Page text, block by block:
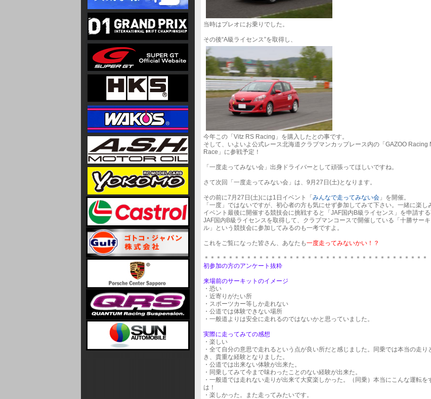
当時はプレオにお乗りでした。
その後“A級ライセンス”を取得し、
今年この「Vitz RS Racing」を購入したとの事です。
そして、いよいよ公式レース北海道クラブマンカップレース内の「GAZOO Racing
Race」に参戦予定！
「一度走ってみない会」出身ドライバーとして頑張ってほしいですね。
さて次回「一度走ってみない会」は、9月27日(土)となります。
その前に7月27日(土)には1日イベント「みんなで走ってみない会 」を開催。
「一度」ではないですが、初心者の方も気にせず参加してみて下さい。一緒に楽し
イベント最後に開催する競技会に挑戦すると「JAF国内B級ライセンス」を申請する
JAF国内B級ライセンスを取得して、クラブマンコースで開催している「十勝サー
ル」という競技会に参加してみるのも一考ですよ。
これをご覧になった皆さん、 あなたも一度走ってみないかい！？
＊＊＊＊＊＊＊＊＊＊＊＊＊＊＊＊＊＊＊＊＊＊＊＊＊＊＊＊＊＊＊＊＊＊＊＊＊
初参加の方のアンケート抜粋
来場前のサーキットのイメージ
・恐い
・近寄りがたい所
・スポーツカー等しか走れない
・公道では体験できない場所
・一般道よりは安全に走れるのではないかと思っていました。
実際に走ってみての感想
・楽しい
・全て自分の意思で走れるという点が良い所だと感じました。同乗では本当の走り
き、貴重な経験となりました。
・公道では出来ない体験が出来た。
・同乗してみて今まで味わったことのない経験が出来た。
・一般道では走れない走りが出来て大変楽しかった。（同乗）本当にこんな運転を
は！
・楽しかった。また走ってみたいです。